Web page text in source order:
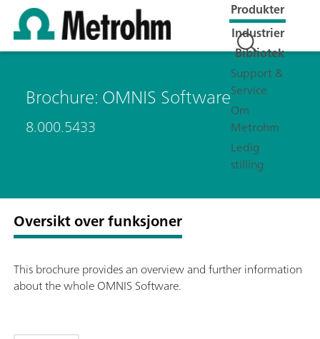
Produkter
Industrier
Bibliotek
Support &
Service
Om
Metrohm
Ledig
stilling
Brochure: OMNIS Software
8.000.5433
Oversikt over funksjoner
This brochure provides an overview and further information
about the whole OMNIS Software.